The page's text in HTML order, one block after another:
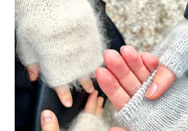
auf.
Die
Optionen
können
auf
der
Produktseite
gewählt